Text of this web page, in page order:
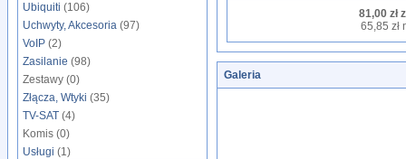
Ubiquiti (106)
Uchwyty, Akcesoria (97)
VoIP (2)
Zasilanie (98)
Zestawy (0)
Złącza, Wtyki (35)
TV-SAT (4)
Komis (0)
Usługi (1)
81,00 zł
65,85 zł
Galeria